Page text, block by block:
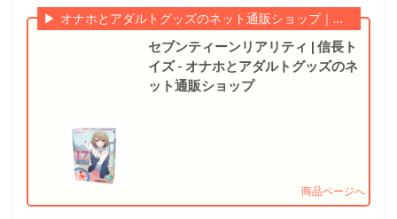
オナホとアダルトグッズのネット通販ショップ｜信長トイズ
セブンティーンリアリティ | 信長ト
イズ - オナホとアダルトグッズのネ
ット通販ショップ